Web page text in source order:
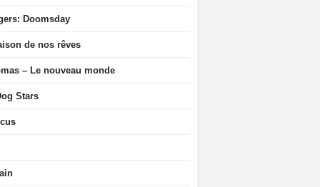
Doomsday
de nos rêves
– Le nouveau monde
Stars